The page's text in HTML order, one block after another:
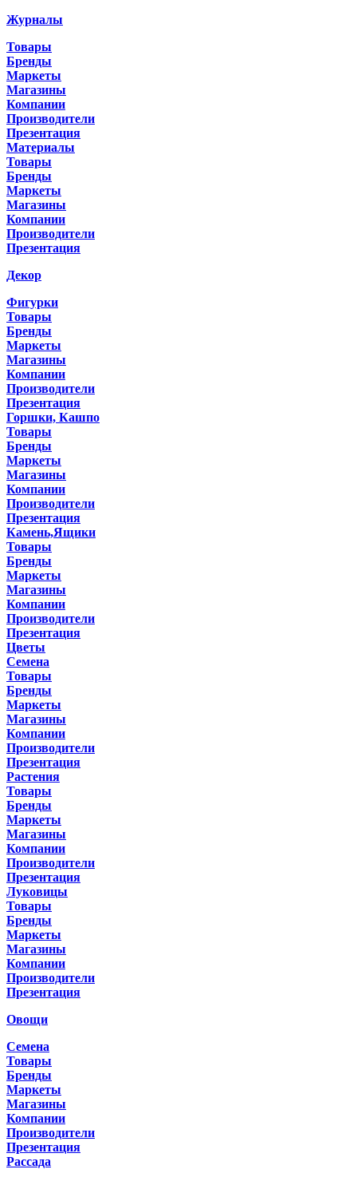
Журналы
Товары
Бренды
Маркеты
Магазины
Компании
Производители
Презентация
Материалы
Товары
Бренды
Маркеты
Магазины
Компании
Производители
Презентация
Декор
Фигурки
Товары
Бренды
Маркеты
Магазины
Компании
Производители
Презентация
Горшки, Кашпо
Товары
Бренды
Маркеты
Магазины
Компании
Производители
Презентация
Камень,Ящики
Товары
Бренды
Маркеты
Магазины
Компании
Производители
Презентация
Цветы
Семена
Товары
Бренды
Маркеты
Магазины
Компании
Производители
Презентация
Растения
Товары
Бренды
Маркеты
Магазины
Компании
Производители
Презентация
Луковицы
Товары
Бренды
Маркеты
Магазины
Компании
Производители
Презентация
Овощи
Семена
Товары
Бренды
Маркеты
Магазины
Компании
Производители
Презентация
Рассада